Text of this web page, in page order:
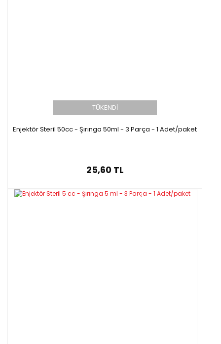
TÜKENDİ
Enjektör Steril 50cc - Şırınga 50ml - 3 Parça - 1 Adet/paket
25,60 TL